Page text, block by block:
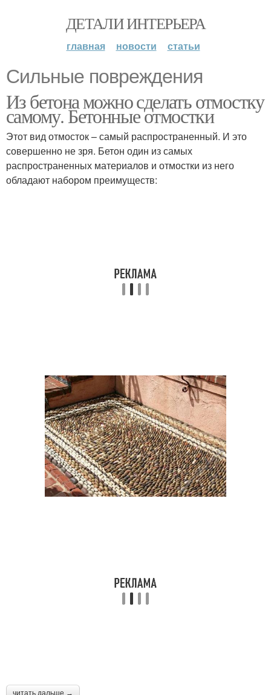
ДЕТАЛИ ИНТЕРЬЕРА
главная новости статьи
Сильные повреждения
Из бетона можно сделать отмостку
самому. Бетонные отмостки
Этот вид отмосток – самый распространенный. И это
совершенно не зря. Бетон один из самых
распространенных материалов и отмостки из него
обладают набором преимуществ: